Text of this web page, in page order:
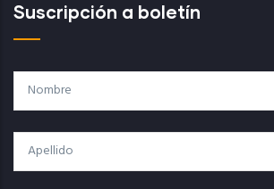
Suscripción a boletín
Nombre
Apellido